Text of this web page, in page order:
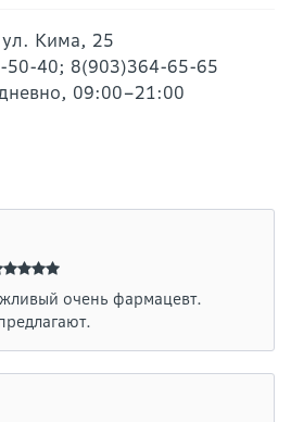
ул. Кима, 25
50-40; 8(903)364-65-65
09:00–21:00
очень фармацевт.